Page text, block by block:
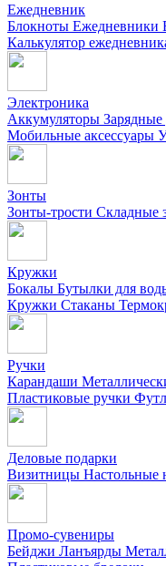
Ежедневник
Блокноты Ежедневники
Калькулятор
Электроника
Аккумуляторы Зарядные
Мобильные аксессуары
Зонты
Зонты-трости Складные
Кружки
Бокалы Бутылки для
Кружки Стаканы
Ручки
Карандаши
Пластиковые ручки
Деловые подарки
Визитницы Настольные
Промо-сувениры
Бейджи Ланъярды